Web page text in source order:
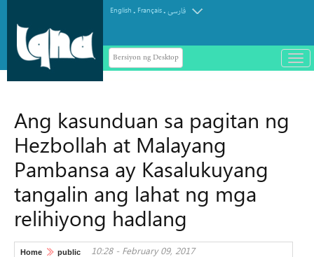
English . Français.فارسی
Bersiyon ng Desktop
باز
و
Ang kasunduan sa pagitan ng
Hezbollah at Malayang
Pambansa ay Kasalukuyang
tangalin ang lahat ng mga
relihiyong hadlang
Home public 10:28 - February 09, 2017